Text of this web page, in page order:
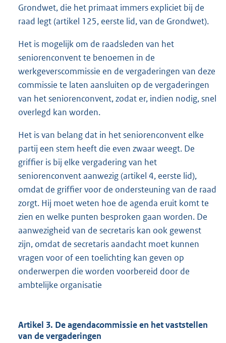
Grondwet, die het primaat immers expliciet bij de
raad legt (artikel 125, eerste lid, van de Grondwet).
Het is mogelijk om de raadsleden van het
seniorenconvent te benoemen in de
werkgeverscommissie en de vergaderingen van deze
commissie te laten aansluiten op de vergaderingen
van het seniorenconvent, zodat er, indien nodig, snel
overlegd kan worden.
Het is van belang dat in het seniorenconvent elke
partij een stem heeft die even zwaar weegt. De
griffier is bij elke vergadering van het
seniorenconvent aanwezig (artikel 4, eerste lid),
omdat de griffier voor de ondersteuning van de raad
zorgt. Hij moet weten hoe de agenda eruit komt te
zien en welke punten besproken gaan worden. De
aanwezigheid van de secretaris kan ook gewenst
zijn, omdat de secretaris aandacht moet kunnen
vragen voor of een toelichting kan geven op
onderwerpen die worden voorbereid door de
ambtelijke organisatie
Artikel 3. De agendacommissie en het vaststellen
van de vergaderingen